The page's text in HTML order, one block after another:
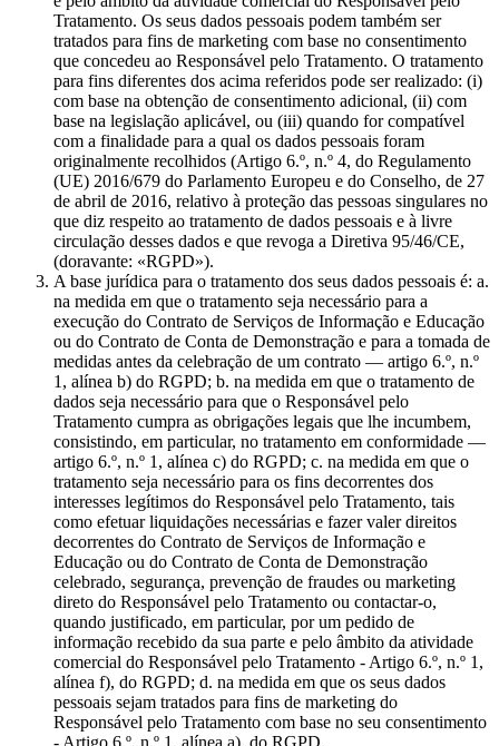
Tratamento. Os seus dados pessoais podem também ser
tratados para fins de marketing com base no consentimento
que concedeu ao Responsável pelo Tratamento. O tratamento
para fins diferentes dos acima referidos pode ser realizado: (i)
com base na obtenção de consentimento adicional, (ii) com
base na legislação aplicável, ou (iii) quando for compatível
com a finalidade para a qual os dados pessoais foram
originalmente recolhidos (Artigo 6.º, n.º 4, do Regulamento
(UE) 2016/679 do Parlamento Europeu e do Conselho, de 27
de abril de 2016, relativo à proteção das pessoas singulares no
que diz respeito ao tratamento de dados pessoais e à livre
circulação desses dados e que revoga a Diretiva 95/46/CE,
(doravante: «RGPD»).
A base jurídica para o tratamento dos seus dados pessoais é: a.
na medida em que o tratamento seja necessário para a
execução do Contrato de Serviços de Informação e Educação
ou do Contrato de Conta de Demonstração e para a tomada de
medidas antes da celebração de um contrato — artigo 6.º, n.º
1, alínea b) do RGPD; b. na medida em que o tratamento de
dados seja necessário para que o Responsável pelo
Tratamento cumpra as obrigações legais que lhe incumbem,
consistindo, em particular, no tratamento em conformidade —
artigo 6.º, n.º 1, alínea c) do RGPD; c. na medida em que o
tratamento seja necessário para os fins decorrentes dos
interesses legítimos do Responsável pelo Tratamento, tais
como efetuar liquidações necessárias e fazer valer direitos
decorrentes do Contrato de Serviços de Informação e
Educação ou do Contrato de Conta de Demonstração
celebrado, segurança, prevenção de fraudes ou marketing
direto do Responsável pelo Tratamento ou contactar-o,
quando justificado, em particular, por um pedido de
informação recebido da sua parte e pelo âmbito da atividade
comercial do Responsável pelo Tratamento - Artigo 6.º, n.º 1,
alínea f), do RGPD; d. na medida em que os seus dados
pessoais sejam tratados para fins de marketing do
Responsável pelo Tratamento com base no seu consentimento
- Artigo 6.º, n.º 1, alínea a), do RGPD.